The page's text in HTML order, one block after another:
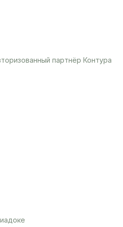
партнёр Контура